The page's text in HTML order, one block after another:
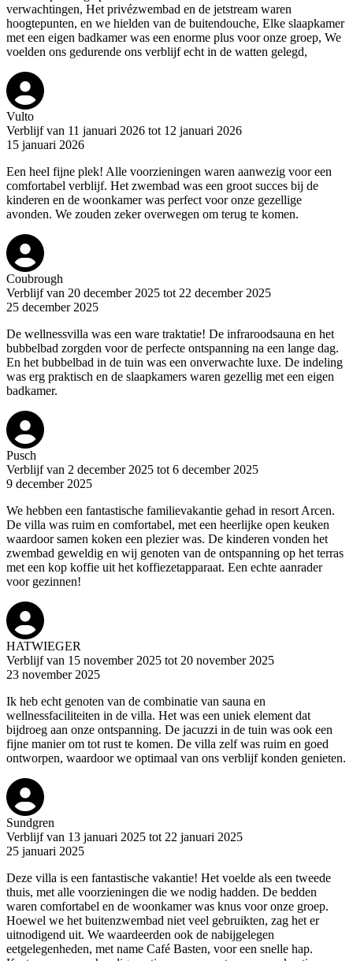
verwachtingen, Het privézwembad en de jetstream waren
hoogtepunten, en we hielden van de buitendouche, Elke slaapkamer
met een eigen badkamer was een enorme plus voor onze groep, We
voelden ons gedurende ons verblijf echt in de watten gelegd,
Vulto
Verblijf van 11 januari 2026 tot 12 januari 2026
15 januari 2026
Een heel fijne plek! Alle voorzieningen waren aanwezig voor een
comfortabel verblijf. Het zwembad was een groot succes bij de
kinderen en de woonkamer was perfect voor onze gezellige
avonden. We zouden zeker overwegen om terug te komen.
Coubrough
Verblijf van 20 december 2025 tot 22 december 2025
25 december 2025
De wellnessvilla was een ware traktatie! De infraroodsauna en het
bubbelbad zorgden voor de perfecte ontspanning na een lange dag.
En het bubbelbad in de tuin was een onverwachte luxe. De indeling
was erg praktisch en de slaapkamers waren gezellig met een eigen
badkamer.
Pusch
Verblijf van 2 december 2025 tot 6 december 2025
9 december 2025
We hebben een fantastische familievakantie gehad in resort Arcen.
De villa was ruim en comfortabel, met een heerlijke open keuken
waardoor samen koken een plezier was. De kinderen vonden het
zwembad geweldig en wij genoten van de ontspanning op het terras
met een kop koffie uit het koffiezetapparaat. Een echte aanrader
voor gezinnen!
HATWIEGER
Verblijf van 15 november 2025 tot 20 november 2025
23 november 2025
Ik heb echt genoten van de combinatie van sauna en
wellnessfaciliteiten in de villa. Het was een uniek element dat
bijdroeg aan onze ontspanning. De jacuzzi in de tuin was ook een
fijne manier om tot rust te komen. De villa zelf was ruim en goed
ontworpen, waardoor we optimaal van ons verblijf konden genieten.
Sundgren
Verblijf van 13 januari 2025 tot 22 januari 2025
25 januari 2025
Deze villa is een fantastische vakantie! Het voelde als een tweede
thuis, met alle voorzieningen die we nodig hadden. De bedden
waren comfortabel en de woonkamer was knus voor onze groep.
Hoewel we het buitenzwembad niet veel gebruikten, zag het er
uitnodigend uit. We waardeerden ook de nabijgelegen
eetgelegenheden, met name Café Basten, voor een snelle hap.